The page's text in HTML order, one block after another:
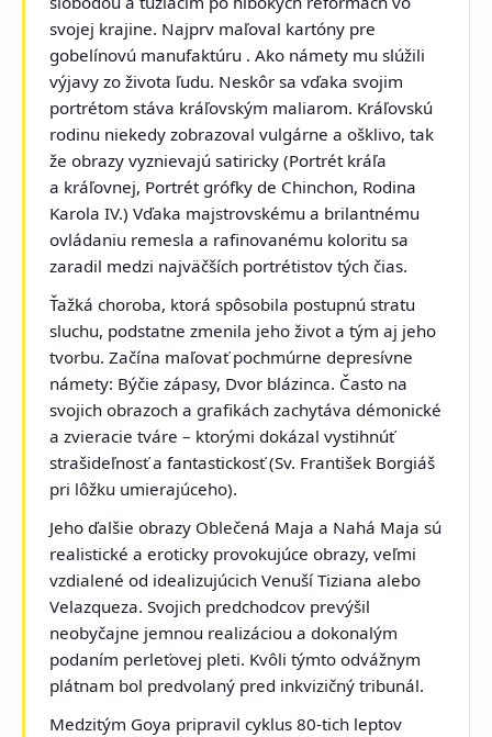
svojej krajine. Najprv maľoval kartóny pre
gobelínovú manufaktúru . Ako námety mu slúžili
výjavy zo života ľudu. Neskôr sa vďaka svojim
portrétom stáva kráľovským maliarom. Kráľovskú
rodinu niekedy zobrazoval vulgárne a ošklivo, tak
že obrazy vyznievajú satiricky (Portrét kráľa
a kráľovnej, Portrét grófky de Chinchon, Rodina
Karola IV.) Vďaka majstrovskému a brilantnému
ovládaniu remesla a rafinovanému koloritu sa
zaradil medzi najväčších portrétistov tých čias.
Ťažká choroba, ktorá spôsobila postupnú stratu
sluchu, podstatne zmenila jeho život a tým aj jeho
tvorbu. Začína maľovať pochmúrne depresívne
námety: Býčie zápasy, Dvor blázinca. Často na
svojich obrazoch a grafikách zachytáva démonické
a zvieracie tváre – ktorými dokázal vystihnúť
strašideľnosť a fantastickosť (Sv. František Borgiáš
pri lôžku umierajúceho).
Jeho ďalšie obrazy Oblečená Maja a Nahá Maja sú
realistické a eroticky provokujúce obrazy, veľmi
vzdialené od idealizujúcich Venuší Tiziana alebo
Velazqueza. Svojich predchodcov prevýšil
neobyčajne jemnou realizáciou a dokonalým
podaním perleťovej pleti. Kvôli týmto odvážnym
plátnam bol predvolaný pred inkvizičný tribunál.
Medzitým Goya pripravil cyklus 80-tich leptov